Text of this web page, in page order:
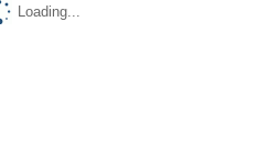
Loading...